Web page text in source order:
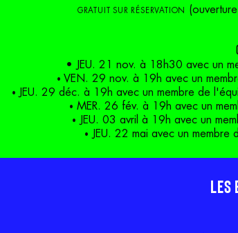
GRATUIT SUR RÉSERVATION
• JEU. 21 nov. à 18h30 avec un
• VEN. 29 nov. à 19h avec un
• JEU. 29 déc. à 19h avec un membre de
• MER. 26 fév. à 19h avec un
• JEU. 03 avril à 19h avec un
• JEU. 22 mai avec un
Les